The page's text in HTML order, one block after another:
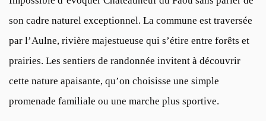
son cadre naturel exceptionnel. La commune est traversée
par l’Aulne, rivière majestueuse qui s’étire entre forêts et
prairies. Les sentiers de randonnée invitent à découvrir
cette nature apaisante, qu’on choisisse une simple
promenade familiale ou une marche plus sportive.